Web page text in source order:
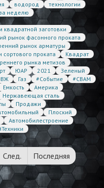
водород
технологии
неделю
заготовки
рынок фасонного проката
рынок арматуры
проката
Квадрат
рынка метизов
ЮАР 2021
Зеленый
Газ #Событие
#CBAM
Емкость
Америка
Нержавеющая сталь
Продажи
Плоский
Автомобилестроение
След. Последняя